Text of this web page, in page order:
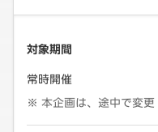
対象期間
常時開催
本企画は、途中で変更